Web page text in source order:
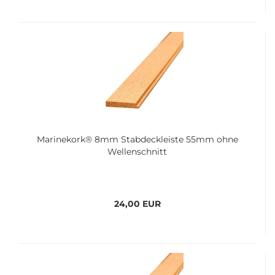
Ma­ri­ne­kork® 8mm Stab­deck­leis­te 55mm ohne
Wel­len­schnitt
24,00 EUR